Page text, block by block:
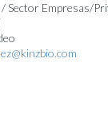
Sector Empresas/